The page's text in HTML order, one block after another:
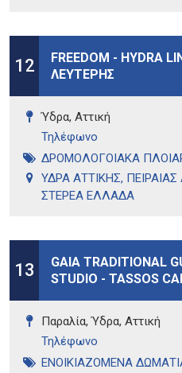
12
FREEDOM - HYDRA
ΛΕΥΤΕΡΗΣ
Ύδρα, Αττική
Τηλέφωνo
ΔΡΟΜΟΛΟΓΟΙΑΚΑ
ΥΔΡΑ ΑΤΤΙΚΗΣ,
ΣΤΕΡΕΑ ΕΛΛΑΔΑ
13
GAIA TRADITIONAL
STUDIO - TASSOS
Παραλία, Ύδρα, Αττική
Τηλέφωνo
ΕΝΟΙΚΙΑΖΟΜΕΝΑ